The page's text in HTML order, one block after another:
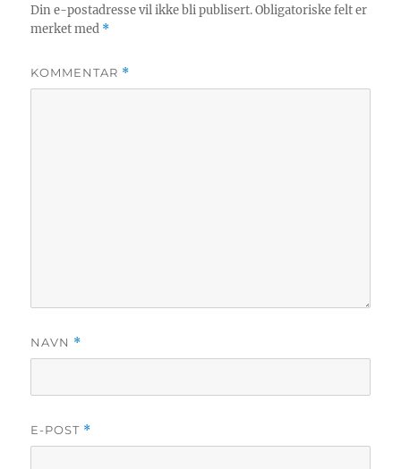
Din e-postadresse vil ikke bli publisert. Obligatoriske felt er
merket med *
KOMMENTAR *
NAVN *
E-POST *